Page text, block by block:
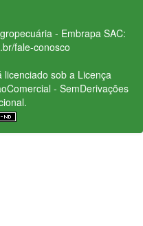
- Embrapa SAC:
fale-conosco
sob a Licença
- SemDerivações